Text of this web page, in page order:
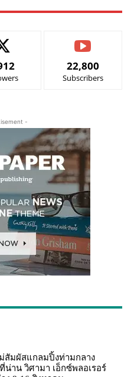
22,800
Subscribers
-
มผัสแกลมปิ้งท่ามกลาง
น่าน วิศามา เอ็กซ์พลอเรอร์